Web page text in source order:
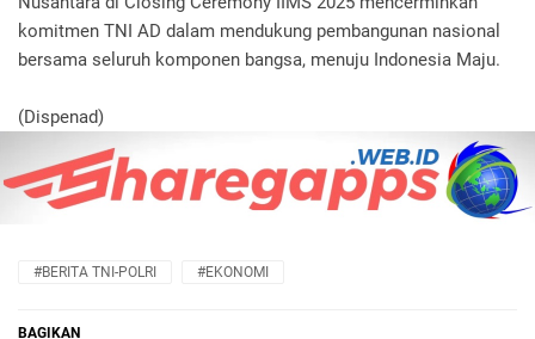
komitmen TNI AD dalam mendukung pembangunan nasional
bersama seluruh komponen bangsa, menuju Indonesia Maju.
(Dispenad)
#BERITA TNI-POLRI #EKONOMI
BAGIKAN